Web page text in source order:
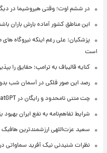
در ششم اوت؛ وقتی هیروشیما در
این مناطق کشور آماده بارش باران
پزشکیان: علی رغم اینکه نیروگاه های
است
کنایه قالیباف به ترامپ: حقایق را
رصد این صور فلکی در آسمان شب
چت متنی نامحدود و رایگان در ChatGPT
شرایط تفاهم‌نامه به نفع ایران بهبود
سعید عزت‌اللهی ارزشمندترین هافبک
نظرات شنیدنی نیک آفرید سماواتی